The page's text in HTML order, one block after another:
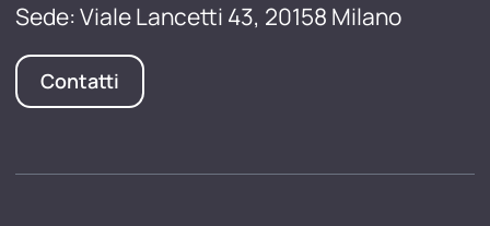
Sede: Viale Lancetti 43, 20158 Milano
Contatti